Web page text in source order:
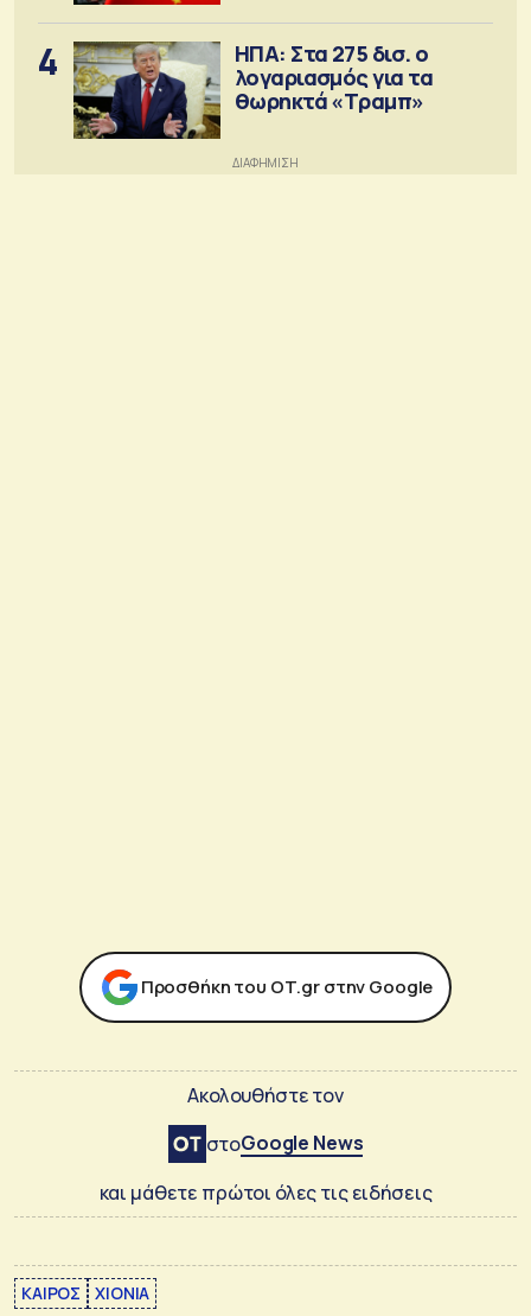
4
ΗΠΑ: Στα 275 δισ. ο
λογαριασμός για τα
θωρηκτά «Τραμπ»
Προσθήκη του ΟΤ.gr στην Google
Ακολουθήστε τον
στοGoogle News
και μάθετε πρώτοι όλες τις ειδήσεις
ΚΑΙΡΟΣ ΧΙΟΝΙΑ